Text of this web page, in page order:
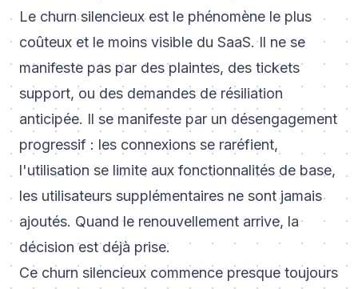
Le churn silencieux est le phénomène le plus
coûteux et le moins visible du SaaS. Il ne se
manifeste pas par des plaintes, des tickets
support, ou des demandes de résiliation
anticipée. Il se manifeste par un désengagement
progressif : les connexions se raréfient,
l'utilisation se limite aux fonctionnalités de base,
les utilisateurs supplémentaires ne sont jamais
ajoutés. Quand le renouvellement arrive, la
décision est déjà prise.
Ce churn silencieux commence presque toujours